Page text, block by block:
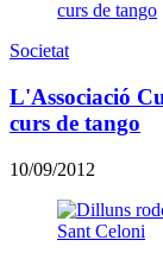
Societat
L'Associació
curs de tango
10/09/2012